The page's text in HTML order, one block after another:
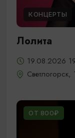
КОНЦЕРТЫ
Лолита
19.08.2026
Светлогорск,
ОТ 800₽